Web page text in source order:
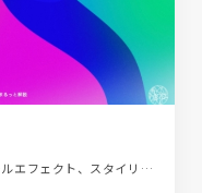
カラフル、コーポレートサイト、スクロールエフェクト、スタイリッシュ、タイポグラフィー、ダイナミック、デザイン・アート・音楽・文芸、フラットデザイン、ポップ、ポートフォリオ、モーション多め